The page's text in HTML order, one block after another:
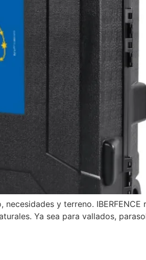
y terreno. IBERFENCE
Ya sea para vallados,